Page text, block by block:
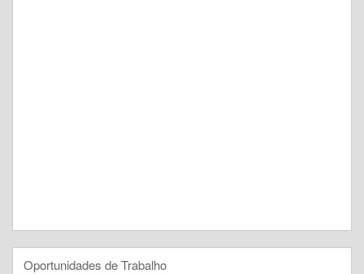
Oportunidades de Trabalho